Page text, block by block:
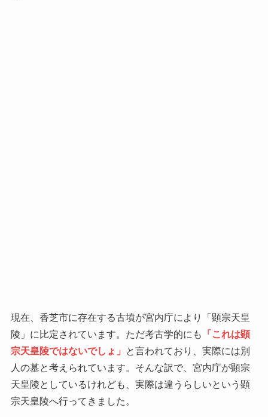
現在、香芝市に存在する古墳が宮内庁により「顕宗天皇
陵」に比定されています。ただ考古学的にも
「これは顕
宗天皇陵ではないでしょ」
と言われており、実際には別
人の墓と考えられています。そんな訳で、宮内庁が顕宗
天皇陵としているけれども、実際は違うらしいという顕
宗天皇陵へ行ってきました。